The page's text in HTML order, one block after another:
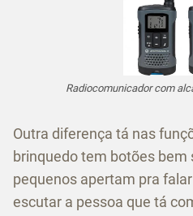
Radiocomunicador com
Outra diferença tá nas
brinquedo tem botões bem
pequenos apertam pra
escutar a pessoa que tá